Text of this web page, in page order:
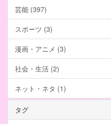
芸能 (397)
スポーツ (3)
漫画・アニメ (3)
社会・生活 (2)
ネット・ネタ (1)
タグ